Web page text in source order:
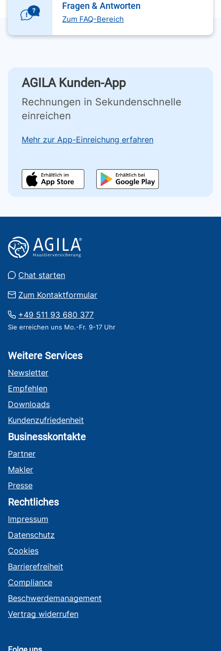
Fragen & Antworten
Zum FAQ-Bereich
AGILA Kunden-App
Rechnungen in Sekundenschnelle
einreichen
Mehr zur App-Einreichung erfahren